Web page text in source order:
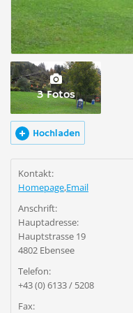
3 Fotos
Hochladen
Kontakt:
Homepage,Email
Anschrift:
Hauptadresse:
Hauptstrasse 19
4802 Ebensee
Telefon:
+43 (0) 6133 / 5208
Fax: